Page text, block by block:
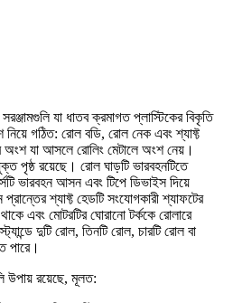
যা ধাতব ক্রমাগত প্লাস্টিকের বিকৃতি
গঠিত: রোল বডি, রোল নেক এবং শ্যাফ্ট
যা আসলে রোলিং মেটালে অংশ নেয়।
পৃষ্ঠ রয়েছে। রোল ঘাড়টি ভারবহনটিতে
ভারবহন আসন এবং টিপে ডিভাইস দিয়ে
প্রান্তের শ্যাফ্ট হেডটি সংযোগকারী শ্যাফটের
এবং মোটরটির ঘোরানো টর্ককে রোলারে
দুটি রোল, তিনটি রোল, চারটি রোল বা
পারে।
উপায় রয়েছে, মূলত: